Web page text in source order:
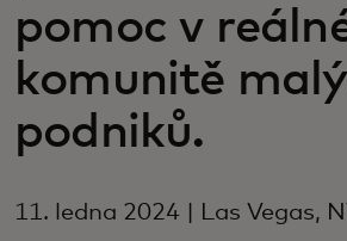
pomoc v
komunitě
podniků.
11. ledna 2024 | Las Vegas,